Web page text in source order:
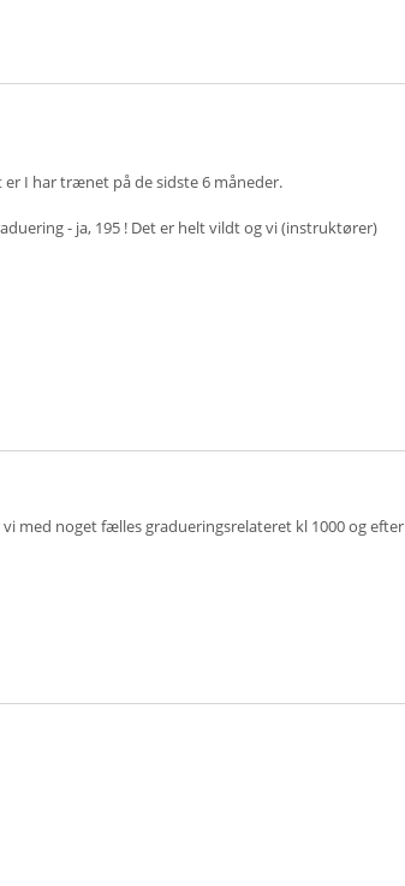
er I har trænet på de sidste 6 måneder.
- ja, 195 ! Det er helt vildt og vi (instruktører)
med noget fælles gradueringsrelateret kl 1000 og efter